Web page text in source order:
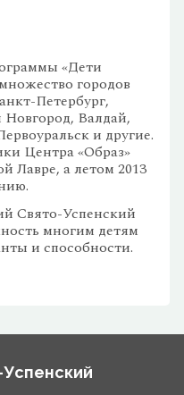
«Дети
городов
Петербург,
Валдай,
и другие.
Центра «Образ»
Лавре, а летом 2013
Свято-Успенский
многим детям
и способности.